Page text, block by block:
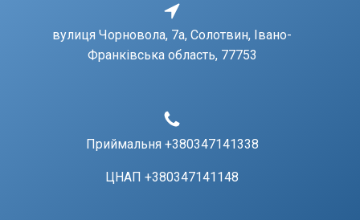
вулиця Чорновола, 7a, Солотвин, Івано-
Франківська область, 77753
Приймальня +380347141338
ЦНАП +380347141148